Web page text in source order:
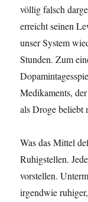
völlig falsch
erreicht seinen
unser System
Stunden. Zum
Medikaments,
als Droge beliebt
Was das Mittel
Ruhigstellen.
vorstellen.
irgendwie